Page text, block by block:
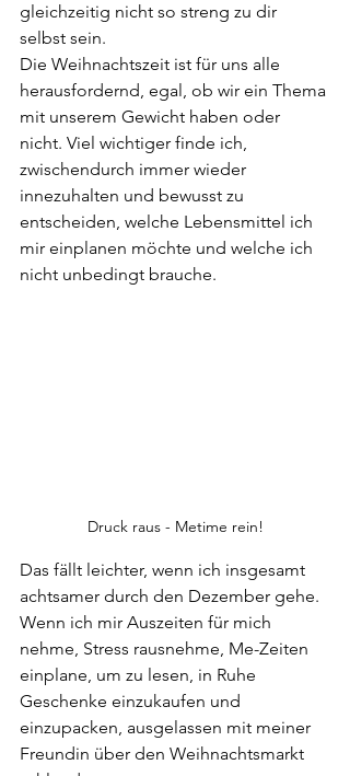
gleichzeitig nicht so streng zu dir
selbst sein.
Die Weihnachtszeit ist für uns alle
herausfordernd, egal, ob wir ein Thema
mit unserem Gewicht haben oder
nicht. Viel wichtiger finde ich,
zwischendurch immer wieder
innezuhalten und bewusst zu
entscheiden, welche Lebensmittel ich
mir einplanen möchte und welche ich
nicht unbedingt brauche.
Druck raus - Metime rein!
Das fällt leichter, wenn ich insgesamt
achtsamer durch den Dezember gehe.
Wenn ich mir Auszeiten für mich
nehme, Stress rausnehme, Me-Zeiten
einplane, um zu lesen, in Ruhe
Geschenke einzukaufen und
einzupacken, ausgelassen mit meiner
Freundin über den Weihnachtsmarkt